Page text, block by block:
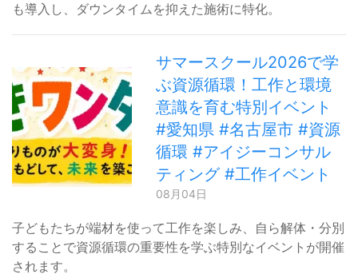
も導入し、ダウンタイムを抑えた施術に特化。
サマースクール2026で学
ぶ資源循環！工作と環境
意識を育む特別イベント
#愛知県 #名古屋市 #資源
循環 #アイジーコンサル
ティング #工作イベント
08月04日
子どもたちが端材を使って工作を楽しみ、自ら解体・分別
することで資源循環の重要性を学ぶ特別なイベントが開催
されます。